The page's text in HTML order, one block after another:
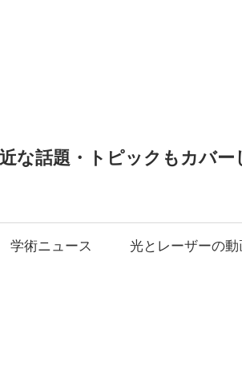
な話題・トピックもカバ
学術ニュース 光とレーザーの